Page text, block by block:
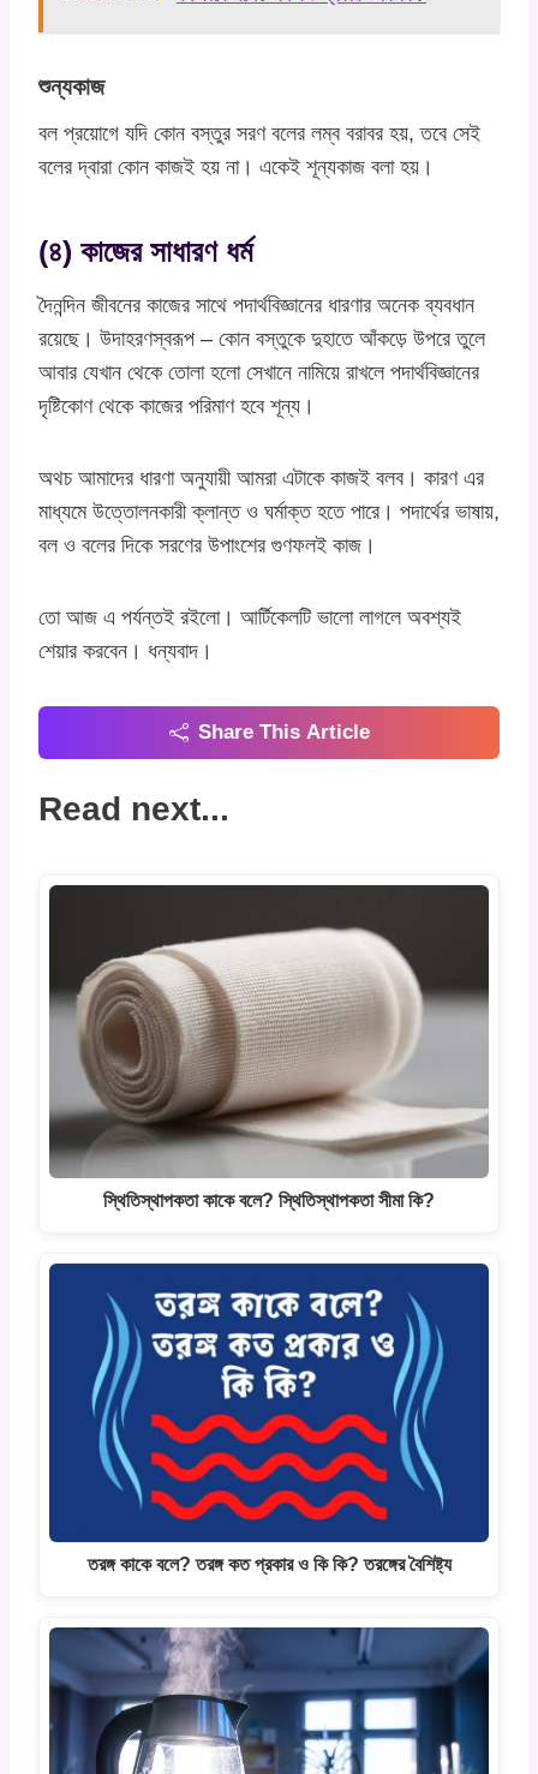
শুন্যকাজ
বল প্রয়োগে যদি কোন বস্তুর সরণ বলের লম্ব বরাবর হয়, তবে সেই
বলের দ্বারা কোন কাজই হয় না। একেই শূন্যকাজ বলা হয়।
(৪) কাজের সাধারণ ধর্ম
দৈনন্দিন জীবনের কাজের সাথে পদার্থবিজ্ঞানের ধারণার অনেক ব্যবধান
রয়েছে। উদাহরণস্বরূপ – কোন বস্তুকে দুহাতে আঁকড়ে উপরে তুলে
আবার যেখান থেকে তোলা হলো সেখানে নামিয়ে রাখলে পদার্থবিজ্ঞানের
দৃষ্টিকোণ থেকে কাজের পরিমাণ হবে শূন্য।
অথচ আমাদের ধারণা অনুযায়ী আমরা এটাকে কাজই বলব। কারণ এর
মাধ্যমে উত্তোলনকারী ক্লান্ত ও ঘর্মাক্ত হতে পারে। পদার্থের ভাষায়,
বল ও বলের দিকে সরণের উপাংশের গুণফলই কাজ।
তো আজ এ পর্যন্তই রইলো। আর্টিকেলটি ভালো লাগলে অবশ্যই
শেয়ার করবেন। ধন্যবাদ।
Share This Article
Read next...
স্থিতিস্থাপকতা কাকে বলে? স্থিতিস্থাপকতা সীমা কি?
তরঙ্গ কাকে বলে? তরঙ্গ কত প্রকার ও কি কি? তরঙ্গের বৈশিষ্ট্য